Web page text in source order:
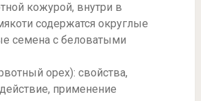
кожурой, внутри в
содержатся округлые
семена с беловатыми